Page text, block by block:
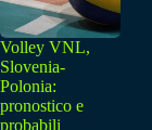
Volley VNL,
Slovenia-
Polonia:
pronostico e
probabili